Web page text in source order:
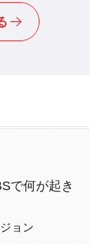
で何が起き
ョン